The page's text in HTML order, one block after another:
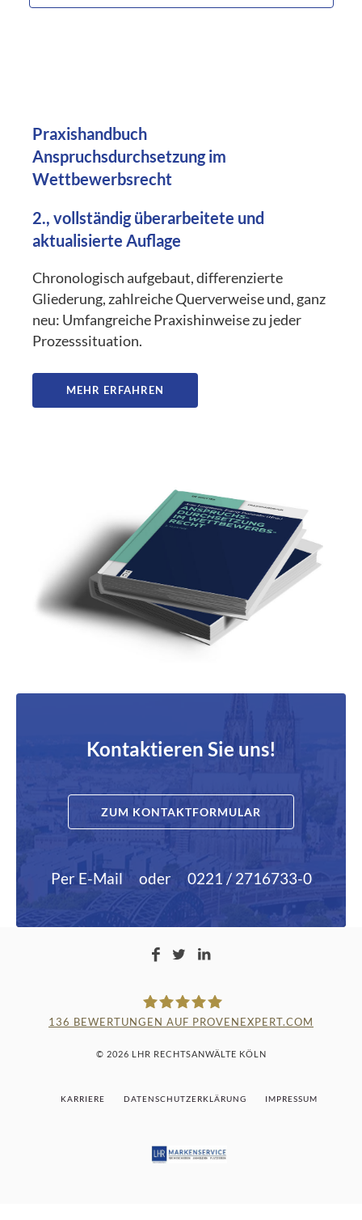
Praxishandbuch
Anspruchsdurchsetzung im
Wettbewerbsrecht
2., vollständig überarbeitete und
aktualisierte Auflage
Chronologisch aufgebaut, differenzierte
Gliederung, zahlreiche Querverweise und, ganz
neu: Umfangreiche Praxishinweise zu jeder
Prozesssituation.
MEHR ERFAHREN
Kontaktieren Sie uns!
ZUM KONTAKTFORMULAR
Per E-Mail oder 0221 / 2716733-0
LAMPMANN, HABERKAMM &
ROSENBAUM
136 BEWERTUNGEN AUF PROVENEXPERT.COM
© 2026 LHR RECHTSANWÄLTE KÖLN
KARRIERE DATENSCHUTZERKLÄRUNG IMPRESSUM